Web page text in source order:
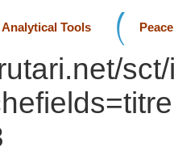
Analytical Tools